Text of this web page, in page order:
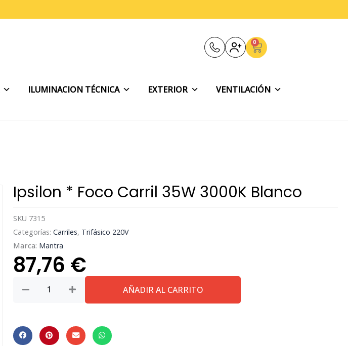
0
Carrito
ILUMINACION TÉCNICA EXTERIOR
VENTILACIÓN
Ipsilon * Foco Carril 35W 3000K Blanco
SKU 7315
Categorías: Carriles, Trifásico 220V
Marca: Mantra
87,76 €
35W
AÑADIR AL CARRITO